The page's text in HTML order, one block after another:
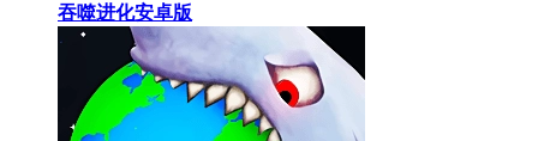
吞噬进化安卓版